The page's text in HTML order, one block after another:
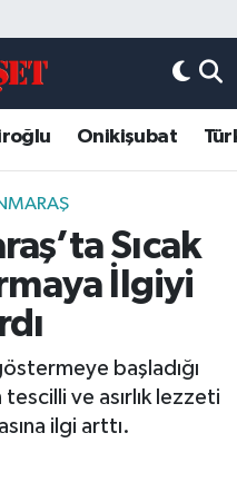
Onikişubat
Sıcak
İlgiyi
başladığı
ve asırlık lezzeti
ilgi arttı.
Eczaneler
Haritası
ve Fikstür